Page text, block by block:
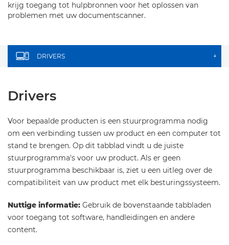
krijg toegang tot hulpbronnen voor het oplossen van
problemen met uw documentscanner.
DRIVERS +
Drivers
Voor bepaalde producten is een stuurprogramma nodig
om een verbinding tussen uw product en een computer tot
stand te brengen. Op dit tabblad vindt u de juiste
stuurprogramma's voor uw product. Als er geen
stuurprogramma beschikbaar is, ziet u een uitleg over de
compatibiliteit van uw product met elk besturingssysteem.
Nuttige informatie: Gebruik de bovenstaande tabbladen
voor toegang tot software, handleidingen en andere
content.